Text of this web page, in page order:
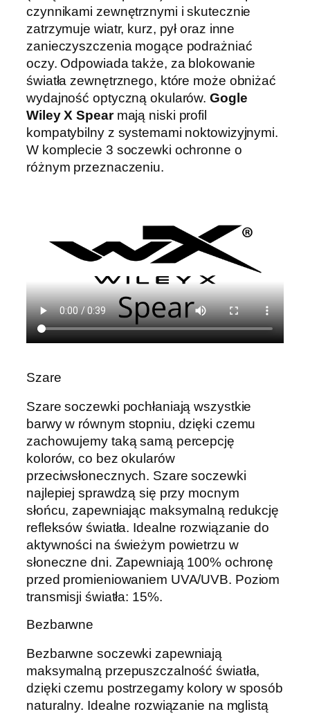
czynnikami zewnętrznymi i skutecznie
zatrzymuje wiatr, kurz, pył oraz inne
zanieczyszczenia mogące podrażniać
oczy. Odpowiada także, za blokowanie
światła zewnętrznego, które może obniżać
wydajność optyczną okularów.Gogle
Wiley X Spearmają niski profil
kompatybilny z systemami noktowizyjnymi.
W komplecie 3 soczewki ochronne o
różnym przeznaczeniu.
Szare
Szare soczewki pochłaniają wszystkie
barwy w równym stopniu, dzięki czemu
zachowujemy taką samą percepcję
kolorów, co bez okularów
przeciwsłonecznych. Szare soczewki
najlepiej sprawdzą się przy mocnym
słońcu, zapewniając maksymalną redukcję
refleksów światła. Idealne rozwiązanie do
aktywności na świeżym powietrzu w
słoneczne dni. Zapewniają 100% ochronę
przed promieniowaniem UVA/UVB. Poziom
transmisji światła: 15%.
Bezbarwne
Bezbarwne soczewki zapewniają
maksymalną przepuszczalność światła,
dzięki czemu postrzegamy kolory w sposób
naturalny. Idealne rozwiązanie na mglistą